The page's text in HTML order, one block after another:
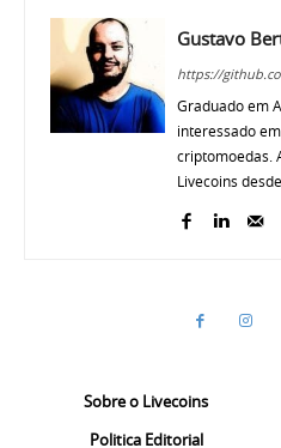
Gustavo
https://
Graduado em
interessado
criptomoedas.
Livecoins
Sobre o Livecoins
Politica Editorial